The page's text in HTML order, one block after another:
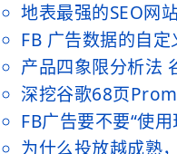
地表最强的SEO网
FB 广告数据的自
产品四象限分析法
深挖谷歌68页
FB广告要不要“使
为什么投放越成熟